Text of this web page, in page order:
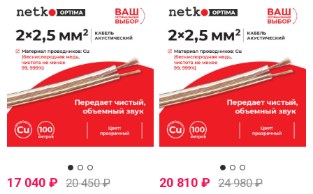
17 040 ₽ 20 450₽ 20 810₽ 24 980₽